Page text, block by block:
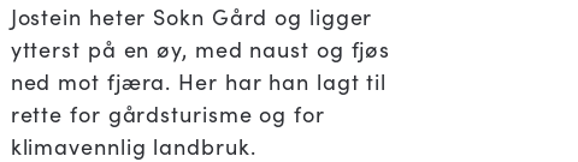
Jostein heter Sokn Gård og ligger
ytterst på en øy, med naust og fjøs
ned mot fjæra. Her har han lagt til
rette for gårdsturisme og for
klimavennlig landbruk.